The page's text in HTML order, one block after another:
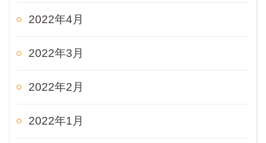
2022年4月
2022年3月
2022年2月
2022年1月